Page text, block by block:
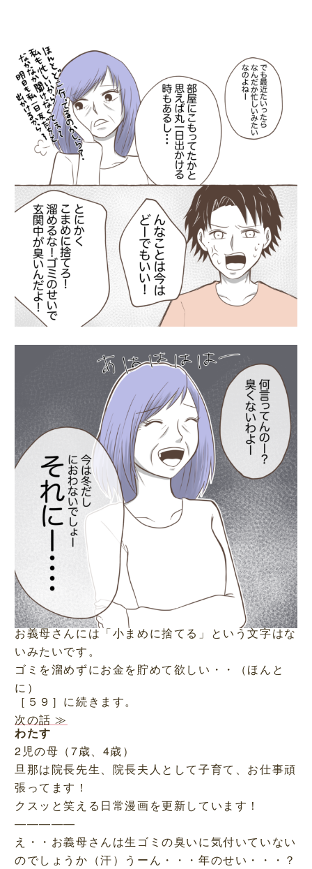
お義母さんには「小まめに捨てる」という文字はな
いみたいです。
ゴミを溜めずにお金を貯めて欲しい・・（ほんと
に）
［５９］に続きます。
次の話 ≫
わたす
2児の母（7歳、4歳）
旦那は院長先生、院長夫人として子育て、お仕事頑
張ってます！
クスッと笑える日常漫画を更新しています！
—————
え・・お義母さんは生ゴミの臭いに気付いていない
のでしょうか（汗）うーん・・・年のせい・・・？